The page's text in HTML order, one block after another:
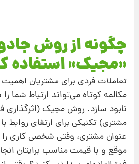
چگونه از روش
«مجیک» استفاده
تعاملات فردی برای مشتریان
مکالمه کوتاه می‌تواند ارتباط شما
نابود سازد. روش مجیک (اثرگذاری
مشتری) تکنیکی برای ارتقای روابط
عنوان مشتری،‌ وقتی شخصی کاری
موقع و با قیمت مناسب برایتان